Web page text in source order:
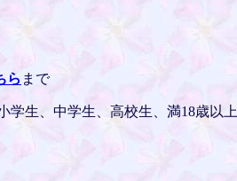
ら まで
生、中学生、高校生、満18歳以上